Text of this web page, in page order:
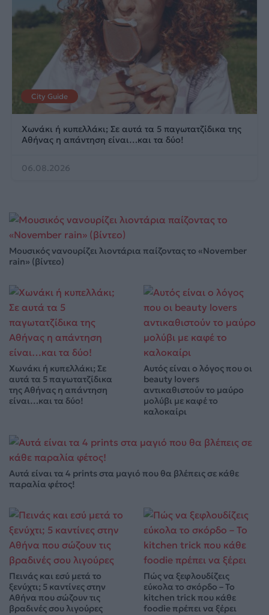
City Guide
Χωνάκι ή κυπελλάκι; Σε αυτά τα 5 παγωτατζίδικα της
Αθήνας η απάντηση είναι…και τα δύο!
06.08.2026
Μουσικός νανουρίζει λιοντάρια παίζοντας το «November
rain» (βίντεο)
Χωνάκι ή κυπελλάκι; Σε
αυτά τα 5 παγωτατζίδικα
της Αθήνας η απάντηση
είναι…και τα δύο!
Αυτός είναι ο λόγος που οι
beauty lovers
αντικαθιστούν το μαύρο
μολύβι με καφέ το
καλοκαίρι
Αυτά είναι τα 4 prints στα μαγιό που θα βλέπεις σε κάθε
παραλία φέτος!
Πεινάς και εσύ μετά το
ξενύχτι; 5 καντίνες στην
Αθήνα που σώζουν τις
βραδινές σου λιγούρες
Πώς να ξεφλουδίζεις
εύκολα το σκόρδο – Το
kitchen trick που κάθε
foodie πρέπει να ξέρει